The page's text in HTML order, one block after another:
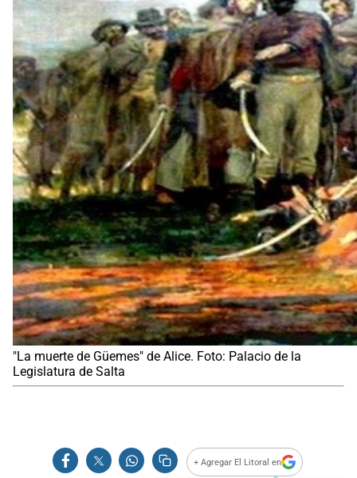
"La muerte de Güemes" de Alice. Foto: Palacio de la
Legislatura de Salta
+ Agregar El Litoral en